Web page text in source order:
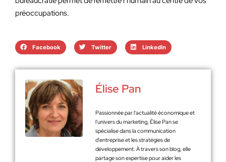
préoccupations.
Facebook Twitter LinkedIn
Élise Pan
Passionnée par l'actualité économique et
l'univers du marketing, Élise Pan se
spécialise dans la communication
d'entreprise et les stratégies de
développement. À travers son blog, elle
partage son expertise pour aider les